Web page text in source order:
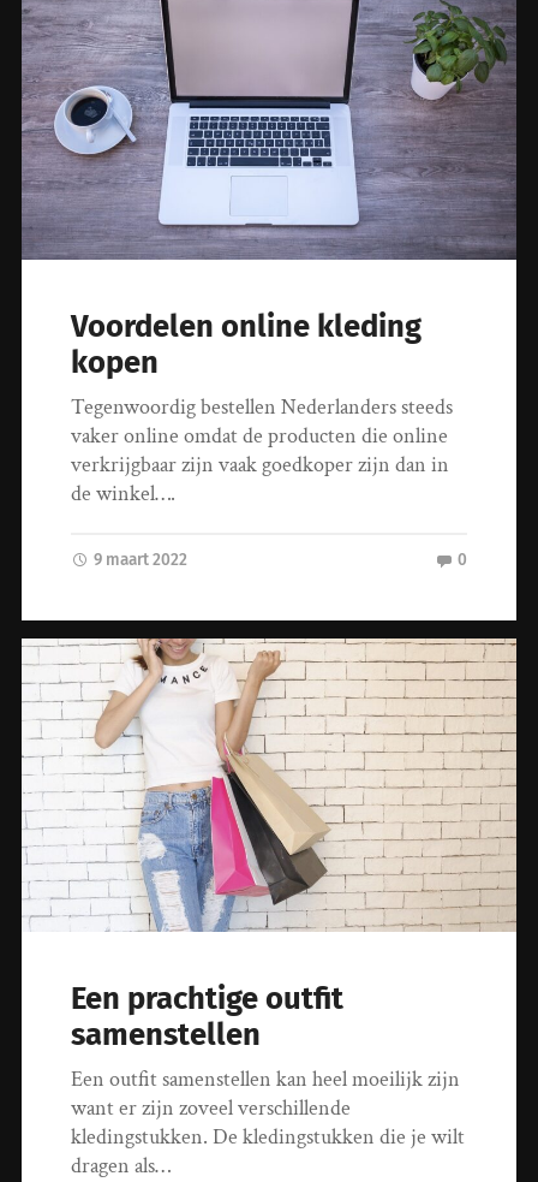
Voordelen online kleding
kopen
Tegenwoordig bestellen Nederlanders steeds
vaker online omdat de producten die online
verkrijgbaar zijn vaak goedkoper zijn dan in
de winkel….
9 maart 2022 0
Een prachtige outfit
samenstellen
Een outfit samenstellen kan heel moeilijk zijn
want er zijn zoveel verschillende
kledingstukken. De kledingstukken die je wilt
dragen als…